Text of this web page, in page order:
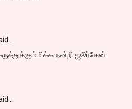
நன்றி ஜூர்கேன்.